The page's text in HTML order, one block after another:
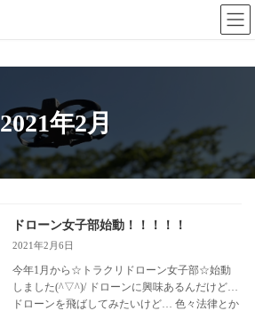
2021年2月
ドローン女子部始動！！！！！
2021年2月6日
今年1月から☆トラクリドローン女子部☆始動
しました(^▽^)/ ドローンに興味あるんだけど…
ドローンを飛ばしてみたいけど… 色々法律とか